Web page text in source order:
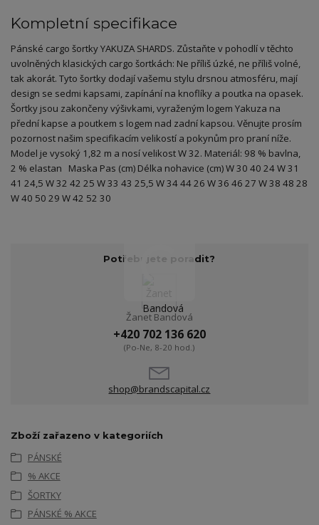
Kompletní specifikace
Pánské cargo šortky YAKUZA SHARDS. Zůstaňte v pohodlí v těchto
uvolněných klasických cargo šortkách: Ne příliš úzké, ne příliš volné,
tak akorát. Tyto šortky dodají vašemu stylu drsnou atmosféru, mají
design se sedmi kapsami, zapínání na knoflíky a poutka na opasek.
Šortky jsou zakončeny výšivkami, vyraženým logem Yakuza na
přední kapse a poutkem s logem nad zadní kapsou. Věnujte prosím
pozornost našim specifikacím velikostí a pokynům pro praní níže.
Model je vysoký 1,82 m a nosí velikost W 32. Materiál: 98 % bavlna,
2 % elastan Maska Pas (cm) Délka nohavice (cm) W 30 40 24 W 31
41 24,5 W 32 42 25 W 33 43 25,5 W 34 44 26 W 36 46 27 W 38 48 28
W 40 50 29 W 42 52 30
Potřebujete poradit?
Žanet Bandová
+420 702 136 620
(Po-Ne, 8-20 hod.)
shop@brandscapital.cz
Zboží zařazeno v kategoriích
PÁNSKÉ
% AKCE
ŠORTKY
PÁNSKÉ % AKCE